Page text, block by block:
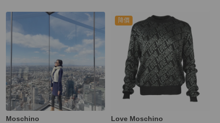
Moschino
降價
Love Moschino